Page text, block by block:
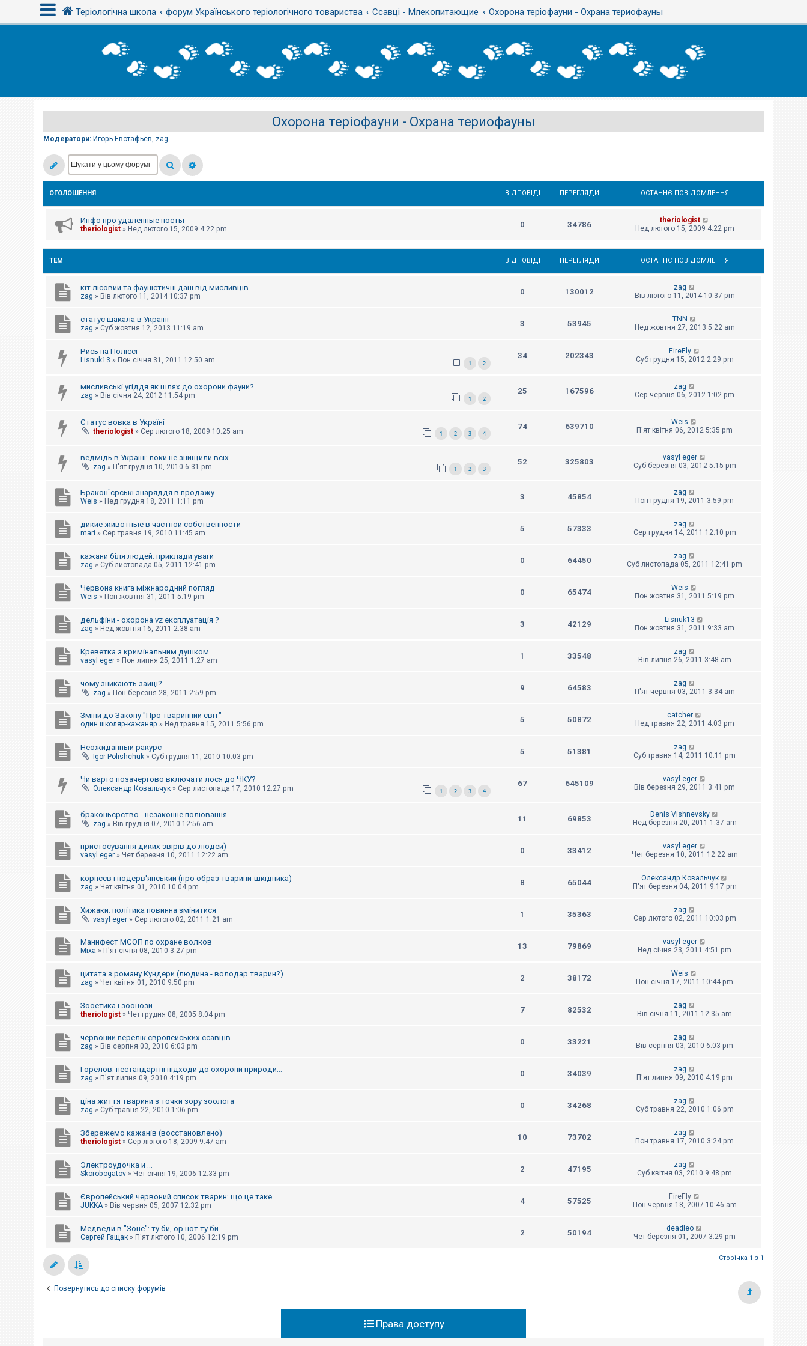
Теріологічна школа форум Українського теріологічного товариства Ссавці - Млекопитающие Охорона теріофауни - Охрана териофауны
Охорона теріофауни - Охрана териофауны
Модератори: Игорь Евстафьев, zag
ОГОЛОШЕННЯ ВІДПОВІДІ ПЕРЕГЛЯДИ ОСТАННЄ ПОВІДОМЛЕННЯ
Инфо про удаленные посты
theriologist » Нед лютого 15, 2009 4:22 pm 0 34786
theriologist
Нед лютого 15, 2009 4:22 pm
ТЕМ ВІДПОВІДІ ПЕРЕГЛЯДИ ОСТАННЄ ПОВІДОМЛЕННЯ
кіт лісовий та фауністичні дані від мисливців
zag » Вів лютого 11, 2014 10:37 pm 0 130012
zag
Вів лютого 11, 2014 10:37 pm
статус шакала в Україні
zag » Суб жовтня 12, 2013 11:19 am 3 53945
TNN
Нед жовтня 27, 2013 5:22 am
Рись на Поліссі
Lisnuk13 » Пон січня 31, 2011 12:50 am 1 2
34 202343
FireFly
Суб грудня 15, 2012 2:29 pm
мисливські угіддя як шлях до охорони фауни?
zag » Вів січня 24, 2012 11:54 pm 1 2
25 167596
zag
Сер червня 06, 2012 1:02 pm
Статус вовка в Україні
theriologist » Сер лютого 18, 2009 10:25 am 1 2 3 4
74 639710
Weis
П'ят квітня 06, 2012 5:35 pm
ведмідь в Україні: поки не знищили всіх....
zag » П'ят грудня 10, 2010 6:31 pm 1 2 3
52 325803
vasyl eger
Суб березня 03, 2012 5:15 pm
Бракон`єрські знаряддя в продажу
Weis » Нед грудня 18, 2011 1:11 pm 3 45854
zag
Пон грудня 19, 2011 3:59 pm
дикие животные в частной собственности
mari » Сер травня 19, 2010 11:45 am 5 57333
zag
Сер грудня 14, 2011 12:10 pm
кажани біля людей. приклади уваги
zag » Суб листопада 05, 2011 12:41 pm 0 64450
zag
Суб листопада 05, 2011 12:41 pm
Червона книга міжнародний погляд
Weis » Пон жовтня 31, 2011 5:19 pm 0 65474
Weis
Пон жовтня 31, 2011 5:19 pm
дельфіни - охорона vz експлуатація ?
zag » Нед жовтня 16, 2011 2:38 am 3 42129
Lisnuk13
Пон жовтня 31, 2011 9:33 am
Креветка з кримінальним душком
vasyl eger » Пон липня 25, 2011 1:27 am 1 33548
zag
Вів липня 26, 2011 3:48 am
чому зникають зайці?
zag » Пон березня 28, 2011 2:59 pm
9 64583
zag
П'ят червня 03, 2011 3:34 am
Зміни до Закону "Про тваринний світ"
один школяр-кажаняр » Нед травня 15, 2011 5:56 pm 5 50872
catcher
Нед травня 22, 2011 4:03 pm
Неожиданный ракурс
Igor Polishchuk » Суб грудня 11, 2010 10:03 pm
5 51381
zag
Суб травня 14, 2011 10:11 pm
Чи варто позачергово включати лося до ЧКУ?
Олександр Ковальчук » Сер листопада 17, 2010 12:27 pm 1 2 3 4
67 645109
vasyl eger
Вів березня 29, 2011 3:41 pm
браконьєрство - незаконне полювання
zag » Вів грудня 07, 2010 12:56 am
11 69853
Denis Vishnevsky
Нед березня 20, 2011 1:37 am
пристосування диких звірів до людей)
vasyl eger » Чет березня 10, 2011 12:22 am 0 33412
vasyl eger
Чет березня 10, 2011 12:22 am
корнєєв і подерв'янський (про образ тварини-шкідника)
zag » Чет квітня 01, 2010 10:04 pm 8 65044
Олександр Ковальчук
П'ят березня 04, 2011 9:17 pm
Хижаки: політика повинна змінитися
vasyl eger » Сер лютого 02, 2011 1:21 am
1 35363
zag
Сер лютого 02, 2011 10:03 pm
Манифест МСОП по охране волков
Mixa » П'ят січня 08, 2010 3:27 pm 13 79869
vasyl eger
Нед січня 23, 2011 4:51 pm
цитата з роману Кундери (людина - володар тварин?)
zag » Чет квітня 01, 2010 9:50 pm 2 38172
Weis
Пон січня 17, 2011 10:44 pm
Зооетика і зоонози
theriologist » Чет грудня 08, 2005 8:04 pm 7 82532
zag
Вів січня 11, 2011 12:35 am
червоний перелік європейських ссавців
zag » Вів серпня 03, 2010 6:03 pm 0 33221
zag
Вів серпня 03, 2010 6:03 pm
Горелов: нестандартні підходи до охорони природи...
zag » П'ят липня 09, 2010 4:19 pm 0 34039
zag
П'ят липня 09, 2010 4:19 pm
ціна життя тварини з точки зору зоолога
zag » Суб травня 22, 2010 1:06 pm 0 34268
zag
Суб травня 22, 2010 1:06 pm
Збережемо кажанів (восстановлено)
theriologist » Сер лютого 18, 2009 9:47 am 10 73702
zag
Пон травня 17, 2010 3:24 pm
Электроудочка и ...
Skorobogatov » Чет січня 19, 2006 12:33 pm 2 47195
zag
Суб квітня 03, 2010 9:48 pm
Європейський червоний список тварин: що це таке
JUKKA» Вів червня 05, 2007 12:32 pm 4 57525
FireFly
Пон червня 18, 2007 10:46 am
Медведи в "Зоне": ту би, ор нот ту би...
Сергей Гащак » П'ят лютого 10, 2006 12:19 pm 2 50194
deadleo
Чет березня 01, 2007 3:29 pm
Сторінка 1 з 1
Повернутись до списку форумів
Права доступу